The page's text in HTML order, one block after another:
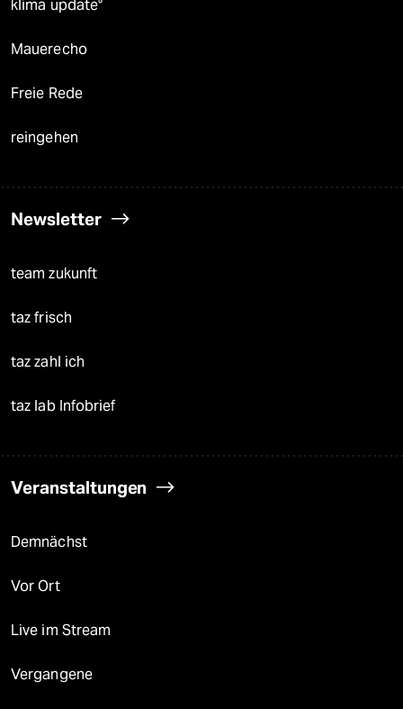
klima update°
Mauerecho
Freie Rede
reingehen
Newsletter
team zukunft
taz frisch
taz zahl ich
taz lab Infobrief
Veranstaltungen
Demnächst
Vor Ort
Live im Stream
Vergangene